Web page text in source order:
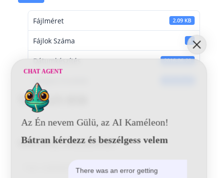
Fájlméret 2.09 KB
Fájlok Száma 1
Dátumkészítés 2016-06-20
Utoljára frissített
Tata 625 BSB
Vélemény, hozzászólás?
CHAT AGENT
Az Én nevem Gülü, az AI Kaméleon!
Bátran kérdezz és beszélgess velem
There was an error getting